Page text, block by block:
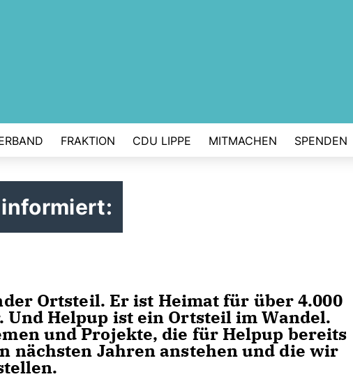
FRAKTION CDU LIPPE MITMACHEN SPENDEN
informiert:
Ortsteil. Er ist Heimat für über 4.000
Helpup ist ein Ortsteil im Wandel.
und Projekte, die für Helpup bereits
nächsten Jahren anstehen und die wir